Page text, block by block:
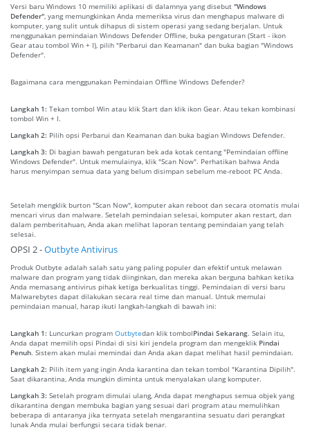
Versi baru Windows 10 memiliki aplikasi di dalamnya yang disebut "Windows
Defender" , yang memungkinkan Anda memeriksa virus dan menghapus malware di
komputer, yang sulit untuk dihapus di sistem operasi yang sedang berjalan. Untuk
menggunakan pemindaian Windows Defender Offline, buka pengaturan (Start - ikon
Gear atau tombol Win + I), pilih "Perbarui dan Keamanan" dan buka bagian "Windows
Defender".
Bagaimana cara menggunakan Pemindaian Offline Windows Defender?
Langkah 1: Tekan tombol Win atau klik Start dan klik ikon Gear. Atau tekan kombinasi
tombol Win + I.
Langkah 2: Pilih opsi Perbarui dan Keamanan dan buka bagian Windows Defender.
Langkah 3: Di bagian bawah pengaturan bek ada kotak centang "Pemindaian offline
Windows Defender". Untuk memulainya, klik "Scan Now". Perhatikan bahwa Anda
harus menyimpan semua data yang belum disimpan sebelum me-reboot PC Anda.
Setelah mengklik burton "Scan Now", komputer akan reboot dan secara otomatis mulai
mencari virus dan malware. Setelah pemindaian selesai, komputer akan restart, dan
dalam pemberitahuan, Anda akan melihat laporan tentang pemindaian yang telah
selesai.
OPSI 2 -Outbyte Antivirus
Produk Outbyte adalah salah satu yang paling populer dan efektif untuk melawan
malware dan program yang tidak diinginkan, dan mereka akan berguna bahkan ketika
Anda memasang antivirus pihak ketiga berkualitas tinggi. Pemindaian di versi baru
Malwarebytes dapat dilakukan secara real time dan manual. Untuk memulai
pemindaian manual, harap ikuti langkah-langkah di bawah ini:
Langkah 1: Luncurkan program Outbytedan klik tombolPindai Sekarang. Selain itu,
Anda dapat memilih opsi Pindai di sisi kiri jendela program dan mengeklik Pindai
Penuh. Sistem akan mulai memindai dan Anda akan dapat melihat hasil pemindaian.
Langkah 2: Pilih item yang ingin Anda karantina dan tekan tombol "Karantina Dipilih".
Saat dikarantina, Anda mungkin diminta untuk menyalakan ulang komputer.
Langkah 3: Setelah program dimulai ulang, Anda dapat menghapus semua objek yang
dikarantina dengan membuka bagian yang sesuai dari program atau memulihkan
beberapa di antaranya jika ternyata setelah mengarantina sesuatu dari perangkat
lunak Anda mulai berfungsi secara tidak benar.